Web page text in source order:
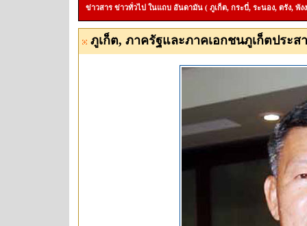
ข่าวสาร ข่าวทั่วไป ในแถบ อันดามัน ( ภูเก็ต, กระบี่, ระนอง, ตรัง, พัง
ภูเก็ต, ภาครัฐและภาคเอกชนภูเก็ตประ